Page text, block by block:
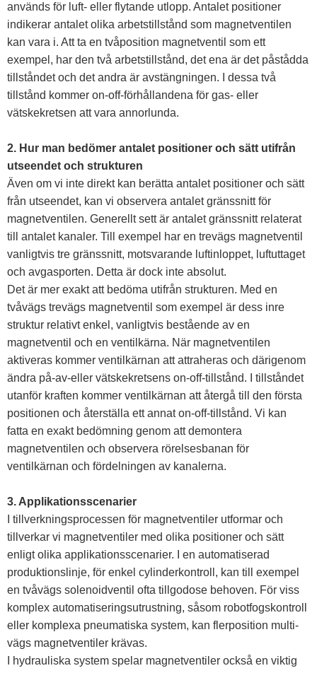
används för luft- eller flytande utlopp. Antalet positioner
indikerar antalet olika arbetstillstånd som magnetventilen
kan vara i. Att ta en tvåposition magnetventil som ett
exempel, har den två arbetstillstånd, det ena är det påstådda
tillståndet och det andra är avstängningen. I dessa två
tillstånd kommer on-off-förhållandena för gas- eller
vätskekretsen att vara annorlunda.
2. Hur man bedömer antalet positioner och sätt utifrån
utseendet och strukturen
Även om vi inte direkt kan berätta antalet positioner och sätt
från utseendet, kan vi observera antalet gränssnitt för
magnetventilen. Generellt sett är antalet gränssnitt relaterat
till antalet kanaler. Till exempel har en trevägs magnetventil
vanligtvis tre gränssnitt, motsvarande luftinloppet, luftuttaget
och avgasporten. Detta är dock inte absolut.
Det är mer exakt att bedöma utifrån strukturen. Med en
tvåvägs trevägs magnetventil som exempel är dess inre
struktur relativt enkel, vanligtvis bestående av en
magnetventil och en ventilkärna. När magnetventilen
aktiveras kommer ventilkärnan att attraheras och därigenom
ändra på-av-eller vätskekretsens on-off-tillstånd. I tillståndet
utanför kraften kommer ventilkärnan att återgå till den första
positionen och återställa ett annat on-off-tillstånd. Vi kan
fatta en exakt bedömning genom att demontera
magnetventilen och observera rörelsesbanan för
ventilkärnan och fördelningen av kanalerna.
3. Applikationsscenarier
I tillverkningsprocessen för magnetventiler utformar och
tillverkar vi magnetventiler med olika positioner och sätt
enligt olika applikationsscenarier. I en automatiserad
produktionslinje, för enkel cylinderkontroll, kan till exempel
en tvåvägs solenoidventil ofta tillgodose behoven. För viss
komplex automatiseringsutrustning, såsom robotfogskontroll
eller komplexa pneumatiska system, kan flerposition multi-
vägs magnetventiler krävas.
I hydrauliska system spelar magnetventiler också en viktig